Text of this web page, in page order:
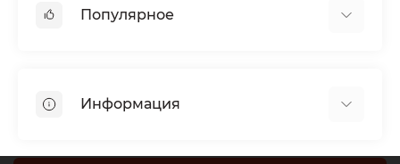
Популярное
Сушильные машины
Информация
Отзывы о магазине